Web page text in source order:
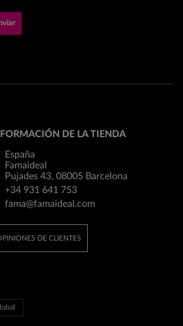
DE LA TIENDA
España
Famaideal
Pujades 43, 08005 Barcelona
+34 931 641 753
fama@famaideal.com
DE CLIENTES